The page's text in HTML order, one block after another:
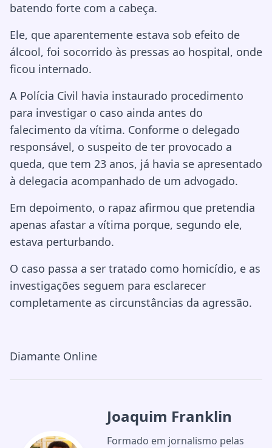
batendo forte com a cabeça.
Ele, que aparentemente estava sob efeito de
álcool, foi socorrido às pressas ao hospital, onde
ficou internado.
A Polícia Civil havia instaurado procedimento
para investigar o caso ainda antes do
falecimento da vítima. Conforme o delegado
responsável, o suspeito de ter provocado a
queda, que tem 23 anos, já havia se apresentado
à delegacia acompanhado de um advogado.
Em depoimento, o rapaz afirmou que pretendia
apenas afastar a vítima porque, segundo ele,
estava perturbando.
O caso passa a ser tratado como homicídio, e as
investigações seguem para esclarecer
completamente as circunstâncias da agressão.
Diamante Online
Joaquim Franklin
Formado em jornalismo pelas